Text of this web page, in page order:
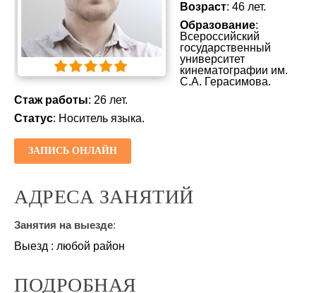
Возраст: 46 лет.
Образование:
Всероссийский
государственный
университет
кинематографии им.
С.А. Герасимова.
Стаж работы: 26 лет.
Статус: Носитель языка.
ЗАПИСЬ ОНЛАЙН
АДРЕСА ЗАНЯТИЙ
Занятия на выезде:
Выезд : любой район
ПОДРОБНАЯ